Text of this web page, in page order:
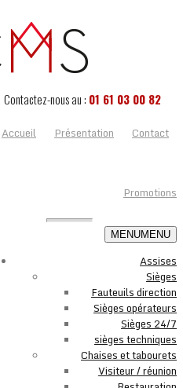
Contactez-nous au : 01 61 03 00 82
Accueil
Présentation Contact
Promotions
MENUMENU
Assises
Sièges
Fauteuils direction
Sièges opérateurs
Sièges 24/7
sièges techniques
Chaises et tabourets
Visiteur / réunion